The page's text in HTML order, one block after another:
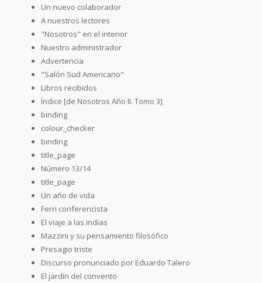
Un nuevo colaborador
A nuestros lectores
"Nosotros" en el interior
Nuestro administrador
Advertencia
"Salón Sud Americano"
Libros recibidos
Índice [de Nosotros Año II. Tomo 3]
binding
colour_checker
binding
title_page
Número 13/14
title_page
Un año de vida
Ferri conferencista
El viaje a las indias
Mazzini y su pensamiento filosófico
Presagio triste
Discurso pronunciado por Eduardo Talero
El jardín del convento